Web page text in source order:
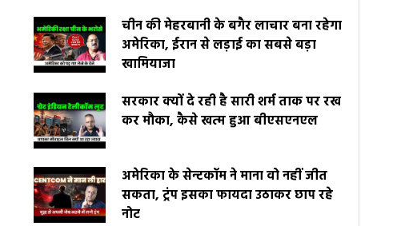
चीन की मेहरबानी के बगैर लाचार बना रहेगा
अमेरिका, ईरान से लड़ाई का सबसे बड़ा
खामियाजा
सरकार क्यों दे रही है सारी शर्म ताक पर रख
कर मौका, कैसे खत्म हुआ बीएसएनएल
अमेरिका के सेन्टकॉम ने माना वो नहीं जीत
सकता, ट्रंप इसका फायदा उठाकर छाप रहे
नोट